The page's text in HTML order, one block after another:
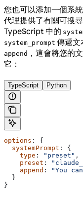
您也可以添加一個系
代理提供了有關可搜
TypeScript 中的
system_prompt 傳遞文
append ，這會將您的
它：
TypeScript Python
options : {
  systemPrompt
: {
    type
: "preset" ,
    preset
:
    append
:
"You
  }
}